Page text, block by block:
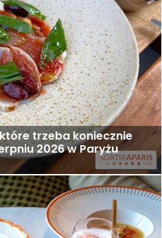
trzeba koniecznie
2026 w Paryżu